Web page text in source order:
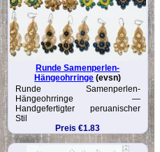
Runde Samenperlen-
Hängeohrringe (evsn)
Runde Samenperlen-
Hängeohrringe —
Handgefertigter peruanischer
Stil
Preis €1.83